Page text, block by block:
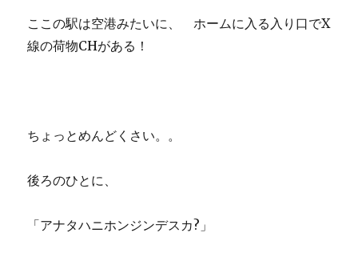
ここの駅は空港みたいに、 ホームに入る入り口でX
線の荷物CHがある！
ちょっとめんどくさい。。
後ろのひとに、
「アナタハニホンジンデスカ?」